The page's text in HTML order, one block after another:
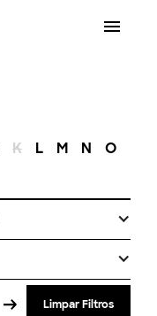
K L M N O
Limpar Filtros